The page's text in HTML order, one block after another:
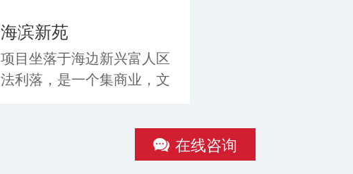
海滨新苑
项目坐落于海边新兴富人区
法利落，是一个集商业，文
2004年雅典奥运会跆拳道比
赛主会场； 交通便捷 ； 区
在线咨询